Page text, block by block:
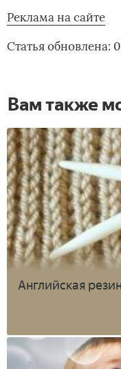
Реклама на сайте
Статья обновлена:
Вам также
Английская